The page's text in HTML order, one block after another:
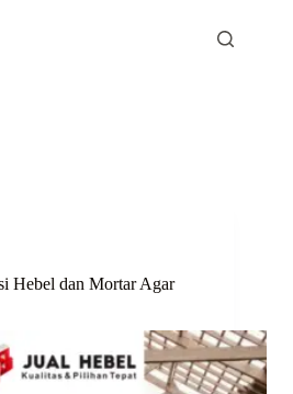
Hebel dan Mortar Agar